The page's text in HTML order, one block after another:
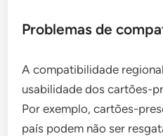
Problemas de
A compatibilidade
usabilidade dos cartões-
Por exemplo, cartões-
país podem não ser